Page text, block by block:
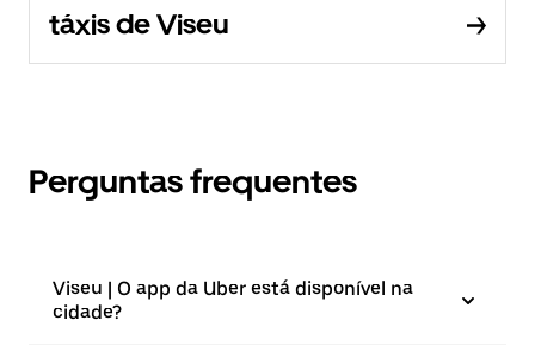
táxis de Viseu
Perguntas frequentes
Viseu | O app da Uber está disponível na
cidade?